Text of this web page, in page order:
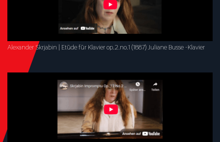
Alexander Skrjabin | Etüde für Klavier op.2.no.1 (1887) Juliane Busse -Klavier